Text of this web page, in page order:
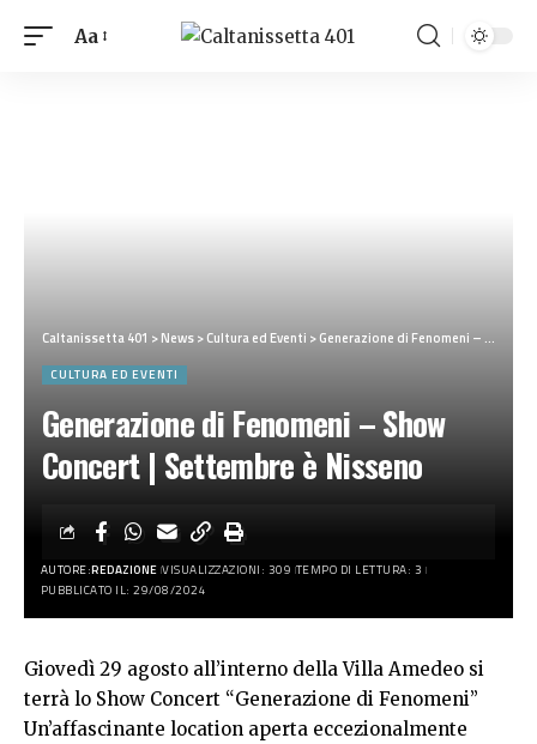
Aa
Caltanissetta 401 >News>Cultura ed Eventi >Generazione di Fenomeni – Show Concert | Settembre è Nisseno
CULTURA ED EVENTI
Generazione di Fenomeni – Show
Concert | Settembre è Nisseno
AUTORE:REDAZIONE VISUALIZZAZIONI: 309 TEMPO DI LETTURA: 3
PUBBLICATO IL: 29/08/2024
Giovedì 29 agosto all’interno della Villa Amedeo si
terrà lo Show Concert “Generazione di Fenomeni”
Un’affascinante location aperta eccezionalmente